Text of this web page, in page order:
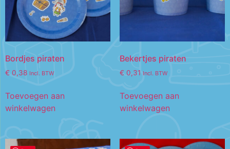
Bordjes piraten
€ 0,38 Incl. BTW
Toevoegen aan
winkelwagen
Bekertjes piraten
€ 0,31 Incl. BTW
Toevoegen aan
winkelwagen